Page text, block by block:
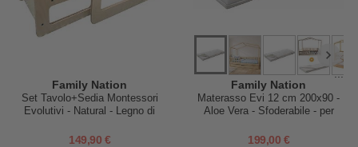
Family Nation
Set Tavolo+Sedia Montessori
Evolutivi - Natural - Legno di
Bambino
149,90 €
...
Family Nation
Materasso Evi 12 cm 200x90 -
Aloe Vera - Sfoderabile - per
4 in 1
199,00 €